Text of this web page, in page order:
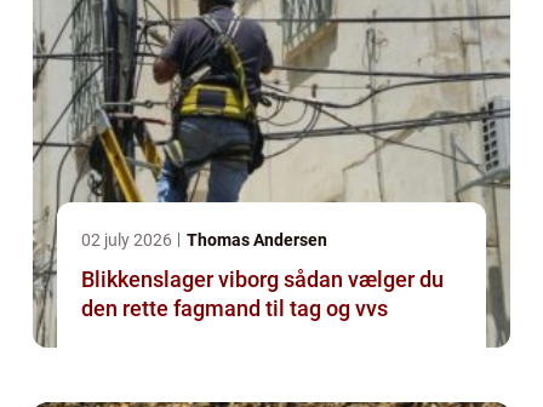
02 july 2026 Thomas Andersen
Blikkenslager viborg sådan vælger du
den rette fagmand til tag og vvs